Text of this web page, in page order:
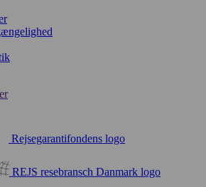
Rejsegarantifondens logo
REJS resebransch Danmark logo